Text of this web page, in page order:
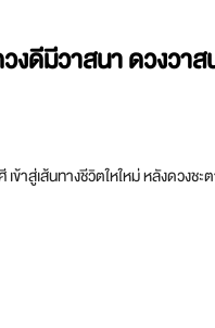
งดีมีวาสนา ดวงวาส
าสู่เส้นทางชีวิตใหใหม่ หลังดวงช